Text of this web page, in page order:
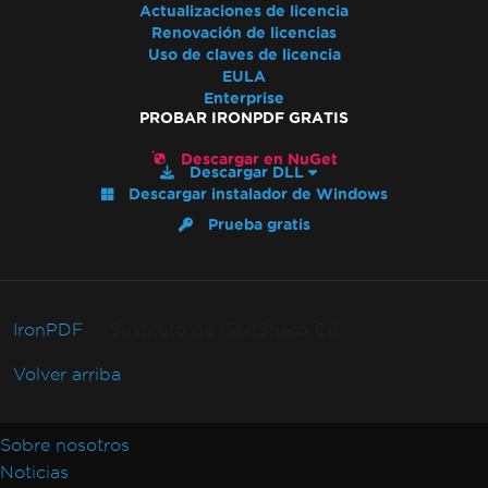
Actualizaciones de licencia
Renovación de licencias
Uso de claves de licencia
EULA
Enterprise
PROBAR IRONPDF GRATIS
Descargar en NuGet
Descargar DLL
Descargar instalador de Windows
Prueba gratis
IronPDF
Volver arriba
Sobre nosotros
Noticias